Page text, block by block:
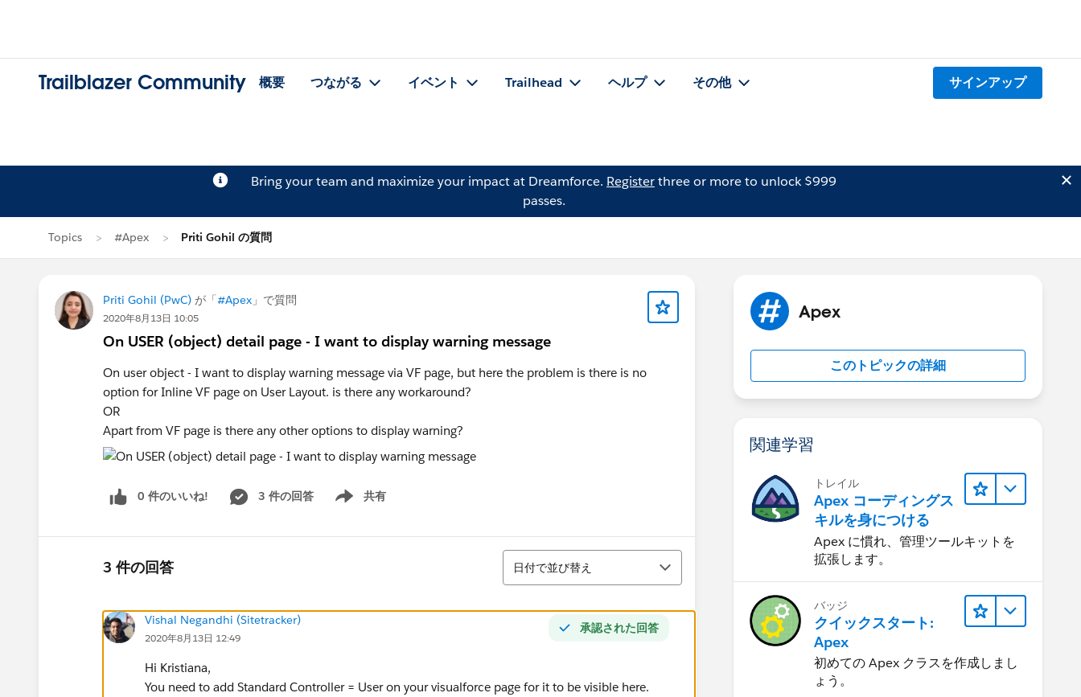
Trailblazer Community 概要 つながる イベント Trailhead ヘルプ その他 サインアップ
Bring your team and maximize your impact at Dreamforce. Registerthree or more to unlock $999
passes.
Topics #Apex Priti Gohil の質問
Priti Gohil (PwC) が「#Apex 」で質問
2020年8月13日 10:05
On USER (object) detail page - I want to display warning message
On user object - I want to display warning message via VF page, but here the problem is there is no
option for Inline VF page on User Layout. is there any workaround?
OR
Apart from VF page is there any other options to display warning?
0 件のいいね! 3 件の回答 共有
Show menu
3 件の回答
並び替え
日付で並び替え
承認された回答
Vishal Negandhi (Sitetracker)
2020年8月13日 12:49
Hi Kristiana,
You need to add Standard Controller = User on your visualforce page for it to be visible here.
Apex
このトピックの詳細
関連学習
トレイル
Apex コーディングス
キルを身につける
Apex に慣れ、管理ツールキットを
拡張します。
バッジ
クイックスタート:
Apex
初めての Apex クラスを作成しまし
ょう。